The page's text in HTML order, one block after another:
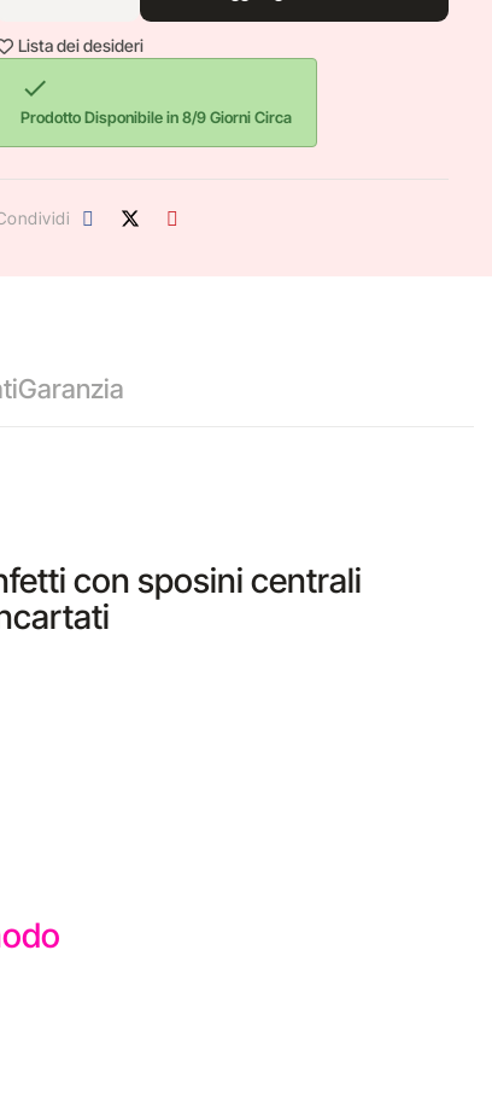
Lista dei desideri

Prodotto Disponibile in 8/9 Giorni Circa
Garanzia
con sposini centrali